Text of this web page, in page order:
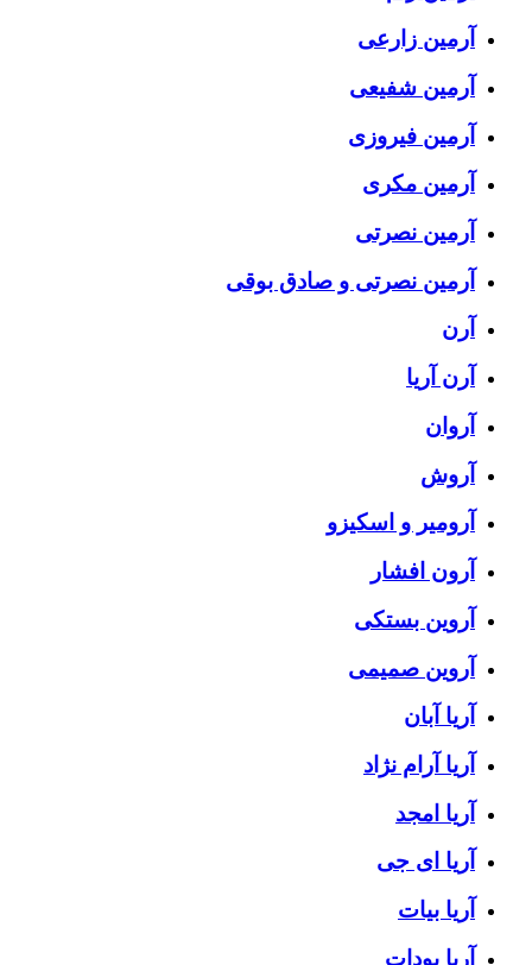
آرمین زارعی
آرمین شفیعی
آرمین فیروزی
آرمین مکری
آرمین نصرتی
آرمین نصرتی و صادق بوقی
آرن
آرن آریا
آروان
آروش
آرومیر و اسکیزو
آرون افشار
آروین بستکی
آروین صمیمی
آریا آبان
آریا آرام نژاد
آریا امجد
آریا ای جی
آریا بیات
آریا پودات